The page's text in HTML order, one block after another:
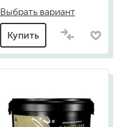
Выбрать вариант
Купить